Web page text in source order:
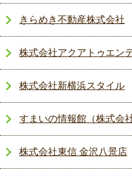
きらめき不動産株式会社
株式会社アクアトゥエン
株式会社新横浜スタイル
すまいの情報館（株式会
株式会社東信 金沢八景店